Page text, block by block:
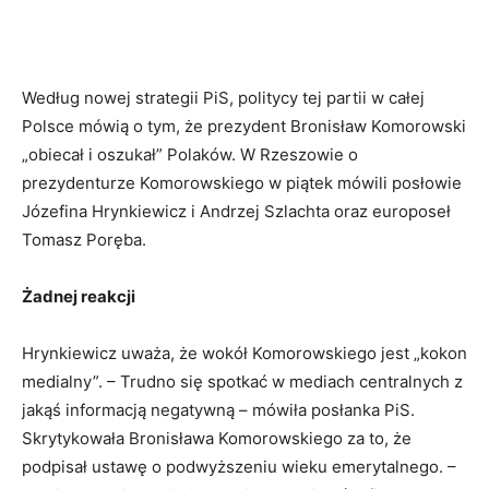
Według nowej strategii PiS, politycy tej partii w całej
Polsce mówią o tym, że prezydent Bronisław Komorowski
„obiecał i oszukał” Polaków. W Rzeszowie o
prezydenturze Komorowskiego w piątek mówili posłowie
Józefina Hrynkiewicz i Andrzej Szlachta oraz europoseł
Tomasz Poręba.
Żadnej reakcji
Hrynkiewicz uważa, że wokół Komorowskiego jest „kokon
medialny”. – Trudno się spotkać w mediach centralnych z
jakąś informacją negatywną – mówiła posłanka PiS.
Skrytykowała Bronisława Komorowskiego za to, że
podpisał ustawę o podwyższeniu wieku emerytalnego. –